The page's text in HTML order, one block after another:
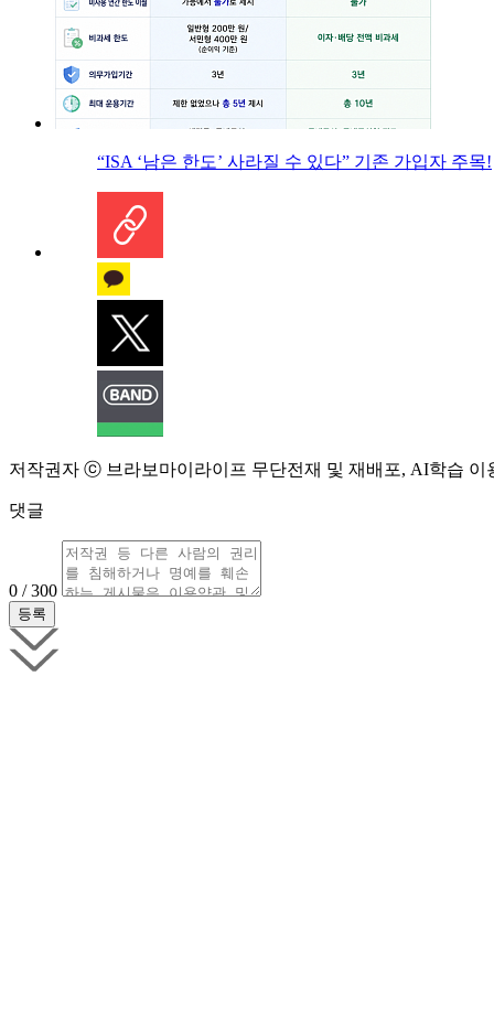
“ISA ‘남은 한도’ 사라질 수 있다” 기존 가입자 주목!
저작권자 ⓒ 브라보마이라이프 무단전재 및 재배포, AI학습 이
댓글
0 / 300